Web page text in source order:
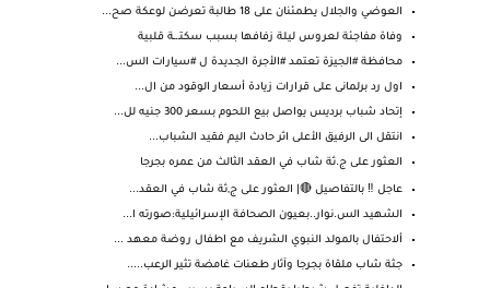
العوضي والجلال يطمئنان على 18 طالبة تعرضن لوعكة صح...
وفاة مفاجئة لعروس ليلة زفافها بسبب سكتـ.ـة قلبية
محافظة #الجيزة تعتمد #الأجرة الجديدة ل #سيارات الس...
اول رد برلمانى على قرارات زيادة أسعار الوقود من ال...
إتحاد شباب برديس يواصل بيع اللحوم بسعر 300 جنيه لل...
انتقل الى الرفيق الأعلى اثر حادث اليم فقيد الشباب...
العثور على ج.ثة شاب في العقد الثالث من عمره بجرجا
عاجل ‼️ بالتفاصيل 🔴| العثور على ج,ثة شاب في العقد...
الشهيد الس.نوار..بعيون الصحافة الإسرائيلية:صورته ا...
ألاحتفال بالمولد النبوي الشريف مع اطفال روضة معهد ...
جثة شاب ملقاة بجرجا وآثار طعنات غامضة تثير الرعب.....